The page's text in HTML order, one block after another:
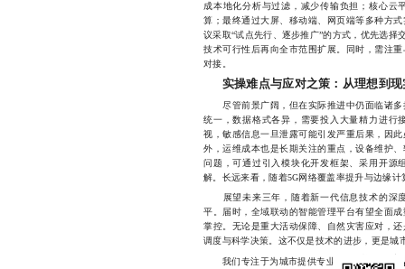
成本地化分析与过滤，减少传输负担；核心云
算；最终通过大屏、移动端、网页端等多种方
议采取“试点先行、逐步推广”的方式，优先选
技术可行性后再向全市范围扩展。同时，需注
对接。
实操难点与应对之策：从理想到
尽管前景广阔，但在实际推进中仍面临诸多
统一，数据格式各异，需要投入大量精力进行
视，敏感信息一旦泄露可能引发严重后果，因
外，运维成本也是长期关注的重点，设备维护
问题，可通过引入模块化开发框架、采用开源
解。长远来看，随着5G网络覆盖率提升与边缘
展望未来三年，随着新一代信息技术的深
平。届时，全域联动的智能管理平台有望全面
掌控。无论是重大活动保障、自然灾害应对，
调度与科学决策。这不仅是技术的进步，更是城
我们专注于为城市提供专业的物联网可